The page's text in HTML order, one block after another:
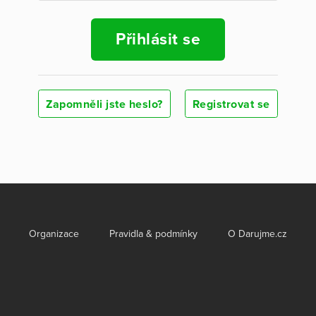
Přihlásit se
Zapomněli jste heslo? Registrovat se
Organizace Pravidla & podmínky O Darujme.cz